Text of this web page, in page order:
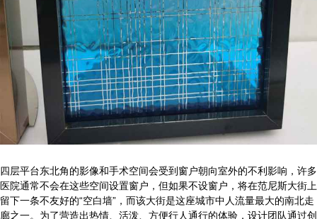
四层平台东北角的影像和手术空间会受到窗户朝向室外的不利影响，许多
医院通常不会在这些空间设置窗户，但如果不设窗户，将在范尼斯大街上
留下一条不友好的“空白墙”，而该大街是这座城市中人流量最大的南北走
廊之一。为了营造出热情、活泼、方便行人通行的体验，设计团队通过创